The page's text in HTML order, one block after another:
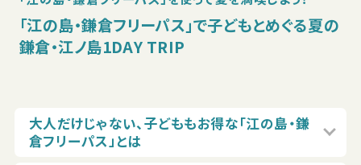
「江の島・鎌倉フリーパス」で子どもとめぐる夏の
鎌倉・江ノ島1DAY TRIP
大人だけじゃない、子どももお得な「江の島・鎌
倉フリーパス」とは